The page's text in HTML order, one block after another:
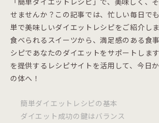
せませんか？この記事では、忙しい毎日で
単で美味しいダイエットレシピをご紹介し
食べられるスイーツから、満足感のある食
シピであなたのダイエットをサポートしま
を提供するレシピサイトを活用して、今日
の体へ！
簡単ダイエットレシピの基本
ダイエット成功の鍵はバランス